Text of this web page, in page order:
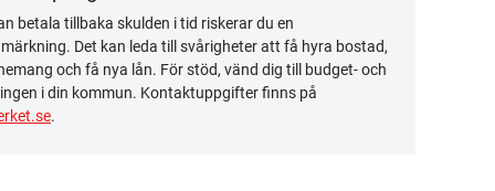
betala tillbaka skulden i tid riskerar du en
Det kan leda till svårigheter att få hyra bostad,
och få nya lån. För stöd, vänd dig till budget- och
i din kommun. Kontaktuppgifter finns på
.